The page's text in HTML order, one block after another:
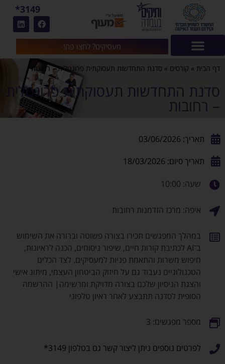
מעסיקים? לחצו פה!
3149*
דף הבית » קורסים » סדנת התחדשות תעסוקתית פרונטלית – רחובות
סדנת התחדשות תעסוקתית פרונטלית
– רחובות
תאריך: 03/06/2026
תאריך סיום: 18/03/2026
שעה: 10:00
איפה: מרכז הזדמנות רחובות
במהלך המפגשים תכירו בצורה פשוטה וברורה את השימוש
ב־AI לכתיבת קורות חיים, שיפור ניסוחים, הכנה לראיונות,
חיפוש משרות והתאמת פניות למעסיקים. לצד הכלים
הטכנולוגיים נעבוד גם על חיזוק הביטחון העצמי, מיתוג אישי
והצגת הניסיון שלכם בצורה מדויקת ומרשימה| ההרשמה
הסופית לסדנה תתבצע לאחר ראיון טלפוני
מספר מפגשים: 3
לפרטים נוספים ניתן ליצור קשר גם בטלפון 3149*